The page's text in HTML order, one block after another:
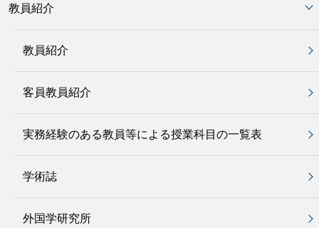
教員紹介
教員紹介
客員教員紹介
実務経験のある教員等による授業科目の一覧表
学術誌
外国学研究所